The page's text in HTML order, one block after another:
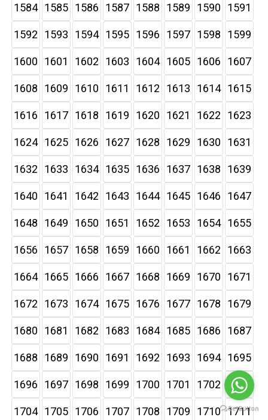
1584 1585 1586 1587 1588 1589 1590 1591
1592 1593 1594 1595 1596 1597 1598 1599
1600 1601 1602 1603 1604 1605 1606 1607
1608 1609 1610 1611 1612 1613 1614 1615
1616 1617 1618 1619 1620 1621 1622 1623
1624 1625 1626 1627 1628 1629 1630 1631
1632 1633 1634 1635 1636 1637 1638 1639
1640 1641 1642 1643 1644 1645 1646 1647
1648 1649 1650 1651 1652 1653 1654 1655
1656 1657 1658 1659 1660 1661 1662 1663
1664 1665 1666 1667 1668 1669 1670 1671
1672 1673 1674 1675 1676 1677 1678 1679
1680 1681 1682 1683 1684 1685 1686 1687
1688 1689 1690 1691 1692 1693 1694 1695
1696 1697 1698 1699 1700 1701 1702 1703
1704 1705 1706 1707 1708 1709 1710 1711